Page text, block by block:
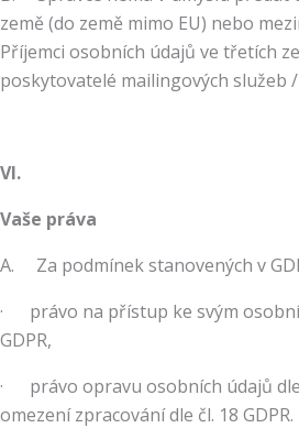
země (do země mimo EU) nebo
Příjemci osobních údajů ve třetích
poskytovatelé mailingových služeb
VI.
Vaše práva
A. Za podmínek stanovených v
· právo na přístup ke svým
GDPR,
· právo opravu osobních údajů dle
omezení zpracování dle čl. 18 GDPR.